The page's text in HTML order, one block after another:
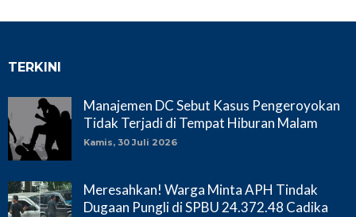
TERKINI
Manajemen DC Sebut Kasus Pengeroyokan
Tidak Terjadi di Tempat Hiburan Malam
Kamis, 30 Juli 2026
Meresahkan! Warga Minta APH Tindak
Dugaan Pungli di SPBU 24.372.48 Cadika